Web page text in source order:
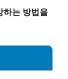
하는 방법을